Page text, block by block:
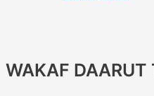
WAKAF DAARUT